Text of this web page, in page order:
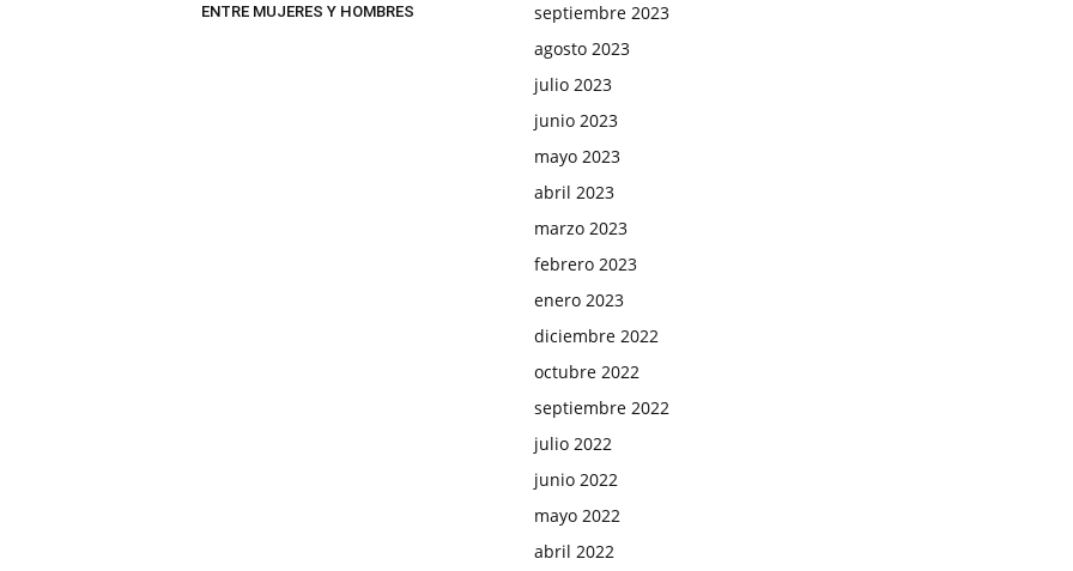
ENTRE MUJERES Y HOMBRES
septiembre 2023
agosto 2023
julio 2023
junio 2023
mayo 2023
abril 2023
marzo 2023
febrero 2023
enero 2023
diciembre 2022
octubre 2022
septiembre 2022
julio 2022
junio 2022
mayo 2022
abril 2022